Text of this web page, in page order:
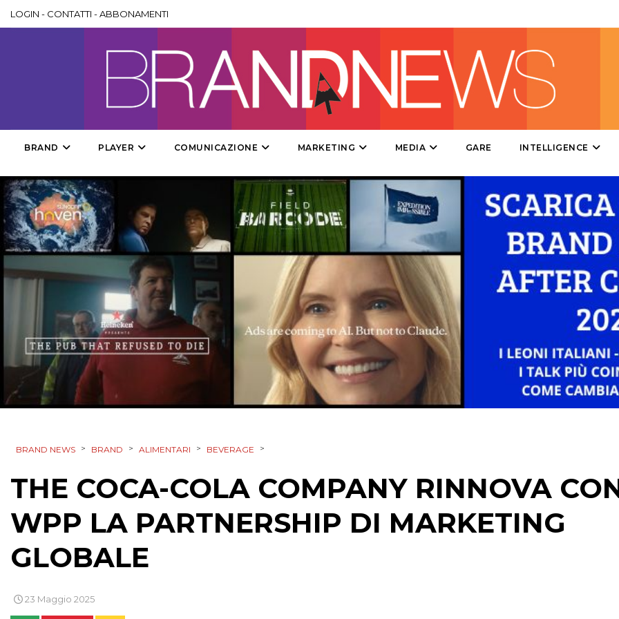
MOBILE
PROMOZIONI
PUNTI VENDITA
CSR
STRATEGIE
CINEMA
DIGITALE
EDITORIA
TV
LOGIN - CONTATTI -ABBONAMENTI
BRAND PLAYER COMUNICAZIONE MARKETING MEDIA GARE INTELLIGENCE
BRAND NEWS > BRAND > ALIMENTARI > BEVERAGE >
THE COCA-COLA COMPANY RINNOVA
WPP LA PARTNERSHIP DI MARKETING
GLOBALE
23 Maggio 2025